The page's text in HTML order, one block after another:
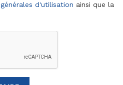
d'utilisation ainsi que la